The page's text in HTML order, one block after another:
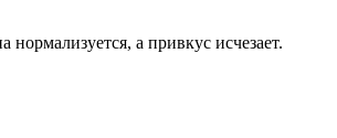
а привкус исчезает.